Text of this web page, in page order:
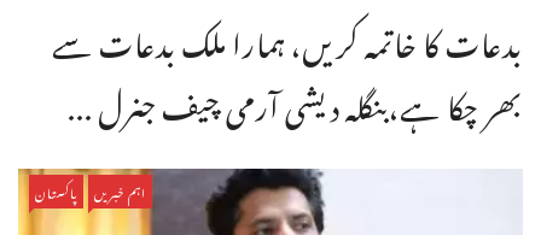
بدعات کا خاتمہ کریں، ہمارا ملک بدعات سے
بھر چکا ہے،بنگله دیشی آرمی چیف جنرل ...
اہم خبریں پاکستان